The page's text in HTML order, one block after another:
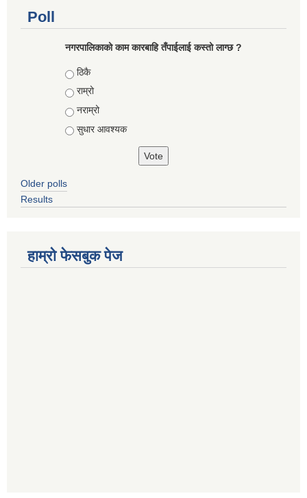
Poll
नगरपालिकाको काम कारबाहि तँपाईलाई कस्तो लाग्छ ?
Choices
ठिकै
राम्रो
नराम्रो
सुधार आवश्यक
Older polls
Results
हाम्रो फेसबुक पेज